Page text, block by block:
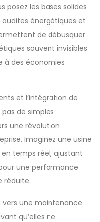
posez les bases solides
audites énergétiques et
de débusquer
souvent invisibles
à des économies
et l’intégration de
de simples
une révolution
Imaginez une usine
temps réel, ajustant
une performance
réduite.
vers une maintenance
qu’elles ne